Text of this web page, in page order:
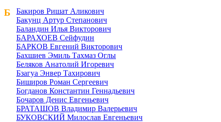
Архипов Максим Вадимович
АТЕЯН Алик Грайрович
АФАНАСЬЕВ Дмитрий Анатольевич
АФЯН Андрей Ашотович
АХМЕДОВ Гайратжон Абдуллажанович
Б
Бакиров Ришат Аликович
Бакунц Артур Степанович
Баландин Илья Викторович
БАРАХОЕВ Сейфудин
БАРКОВ Евгений Викторович
Бахшиев Эмиль Тахмаз Оглы
Беляков Анатолий Игоревич
Бзагуа Энвер Тахирович
Биширов Роман Сергеевич
Богданов Константин Геннадьевич
Бочаров Денис Евгеньевич
БРАТАШОВ Владимир Валерьевич
БУКОВСКИЙ Милослав Евгеньевич